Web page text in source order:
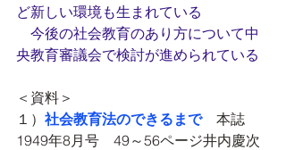
ど新しい環境も生まれている
今後の社会教育のあり方について中
央教育審議会で検討が進められている
＜資料＞
１） 社会教育法のできるまで 本誌
1949年8月号　49～56ページ井内慶次